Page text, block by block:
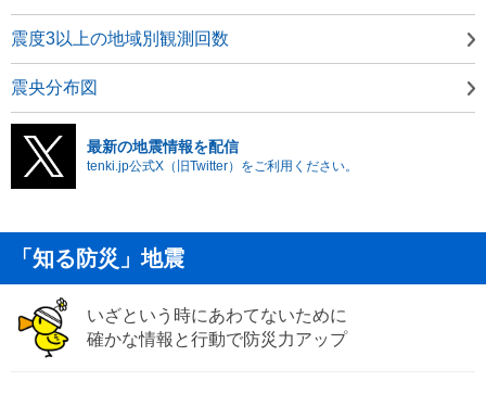
震度3以上の地域別観測回数
震央分布図
最新の地震情報を配信
tenki.jp公式X（旧Twitter）をご利用ください。
「知る防災」地震
いざという時にあわてないために
確かな情報と行動で防災力アップ